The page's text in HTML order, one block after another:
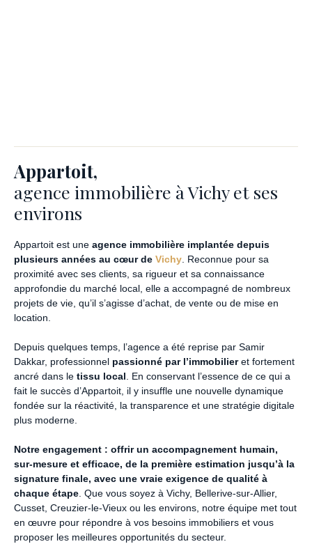
Appartoit,
agence immobilière à Vichy et ses
environs
Appartoit est une agence immobilière implantée depuis
plusieurs années au cœur de Vichy . Reconnue pour sa
proximité avec ses clients, sa rigueur et sa connaissance
approfondie du marché local, elle a accompagné de nombreux
projets de vie, qu’il s’agisse d’achat, de vente ou de mise en
location.
Depuis quelques temps, l’agence a été reprise par Samir
Dakkar, professionnel passionné par l’immobilieret fortement
ancré dans le tissu local . En conservant l’essence de ce qui a
fait le succès d’Appartoit, il y insuffle une nouvelle dynamique
fondée sur la réactivité, la transparence et une stratégie digitale
plus moderne.
Notre engagement : offrir un accompagnement humain,
sur-mesure et efficace, de la première estimation jusqu’à la
signature finale, avec une vraie exigence de qualité à
chaque étape . Que vous soyez à Vichy, Bellerive-sur-Allier,
Cusset, Creuzier-le-Vieux ou les environs, notre équipe met tout
en œuvre pour répondre à vos besoins immobiliers et vous
proposer les meilleures opportunités du secteur.